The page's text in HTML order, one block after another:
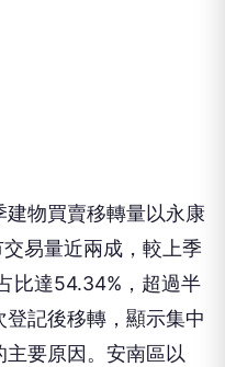
物買賣移轉量以永康
易量近兩成，較上季
比達54.34%，超過半
記後移轉，顯示集中
要原因。安南區以